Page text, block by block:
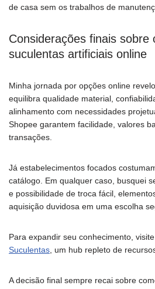
de casa sem os trabalhos de
Considerações finais sobre
suculentas artificiais online
Minha jornada por opções online
equilibra qualidade material,
alinhamento com necessidades
Shopee garantem facilidade, valores
transações.
Já estabelecimentos focados
catálogo. Em qualquer caso, busquei
e possibilidade de troca fácil,
aquisição duvidosa em uma escolha
Para expandir seu conhecimento,
Suculentas, um hub repleto de
A decisão final sempre recai sobre